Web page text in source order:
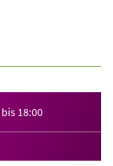
bis 18:00